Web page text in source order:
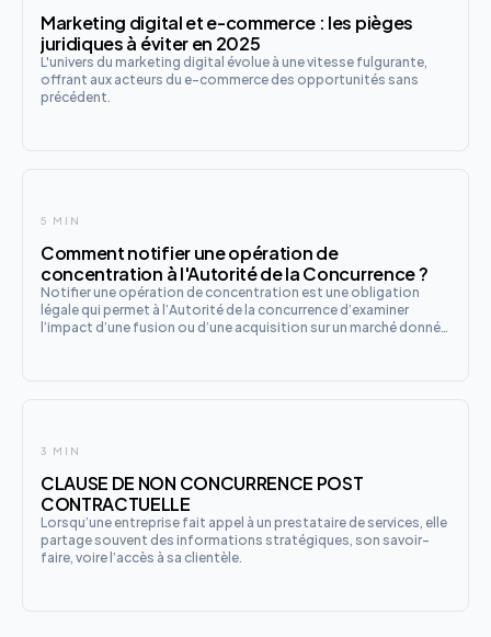
Marketing digital et e-commerce : les pièges
juridiques à éviter en 2025
L'univers du marketing digital évolue à une vitesse fulgurante,
offrant aux acteurs du e-commerce des opportunités sans
précédent.
5 MIN
Comment notifier une opération de
concentration à l'Autorité de la Concurrence ?
Notifier une opération de concentration est une obligation
légale qui permet à l’Autorité de la concurrence d’examiner
l’impact d’une fusion ou d’une acquisition sur un marché donné.
3 MIN
CLAUSE DE NON CONCURRENCE POST
CONTRACTUELLE
Lorsqu’une entreprise fait appel à un prestataire de services, elle
partage souvent des informations stratégiques, son savoir-
faire, voire l’accès à sa clientèle.